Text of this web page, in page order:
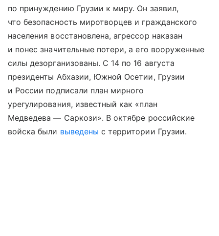
по принуждению Грузии к миру. Он заявил,
что безопасность миротворцев и гражданского
населения восстановлена, агрессор наказан
и понес значительные потери, а его вооруженные
силы дезорганизованы. С 14 по 16 августа
президенты Абхазии, Южной Осетии, Грузии
и России подписали план мирного
урегулирования, известный как «план
Медведева — Саркози». В октябре российские
войска были выведены с территории Грузии.